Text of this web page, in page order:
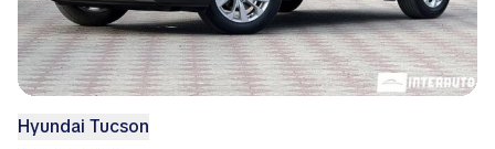
Hyundai Tucson